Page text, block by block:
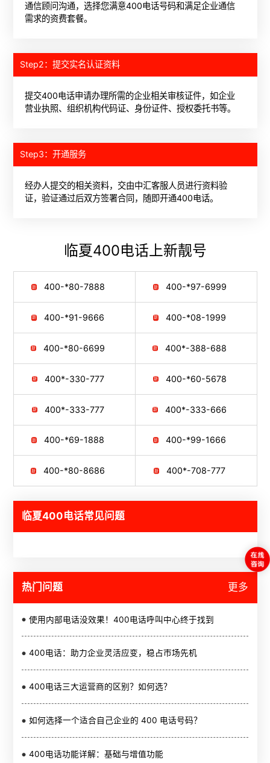
通信顾问沟通，选择您满意400电话号码和满足企业通信
需求的资费套餐。
Step2：提交实名认证资料
提交400电话申请办理所需的企业相关审核证件，如企业
营业执照、组织机构代码证、身份证件、授权委托书等。
Step3：开通服务
经办人提交的相关资料，交由中汇客服人员进行资料验
证，验证通过后双方签署合同，随即开通400电话。
临夏400电话 上新靓号
400-*80-7888 400-*97-6999
400-*91-9666 400-*08-1999
400-*80-6699 400*-388-688
400*-330-777 400-*60-5678
400*-333-777 400*-333-666
400-*69-1888 400-*99-1666
400-*80-8686 400*-708-777
临夏400电话常见问题
热门问题 更多
使用内部电话没效果！400电话呼叫中心终于找到
400电话：助力企业灵活应变，稳占市场先机
400电话三大运营商的区别？如何选？
如何选择一个适合自己企业的 400 电话号码？
400电话功能详解：基础与增值功能